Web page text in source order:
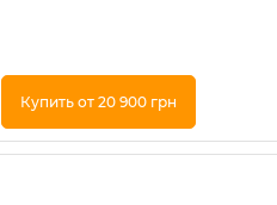
Купить от 20 900 грн
Купить в 1 клик